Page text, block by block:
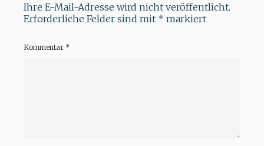
Ihre E-Mail-Adresse wird nicht veröffentlicht.
Erforderliche Felder sind mit * markiert
Kommentar *